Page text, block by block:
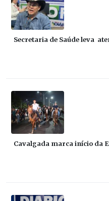
Secretaria de Saúde leva
Cavalgada marca início da